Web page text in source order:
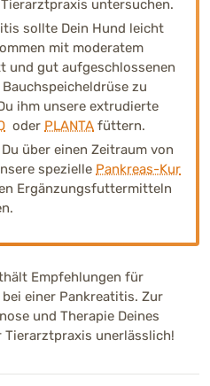
untersuchen.
sollte Dein Hund leicht
mit moderatem
und gut aufgeschlossenen
zu
ihm unsere extrudierte
oder PLANTA füttern.
über einen Zeitraum von
spezielle Pankreas-Kur
Ergänzungsfuttermitteln
Empfehlungen für
einer Pankreatitis. Zur
und Therapie Deines
Tierarztpraxis unerlässlich!